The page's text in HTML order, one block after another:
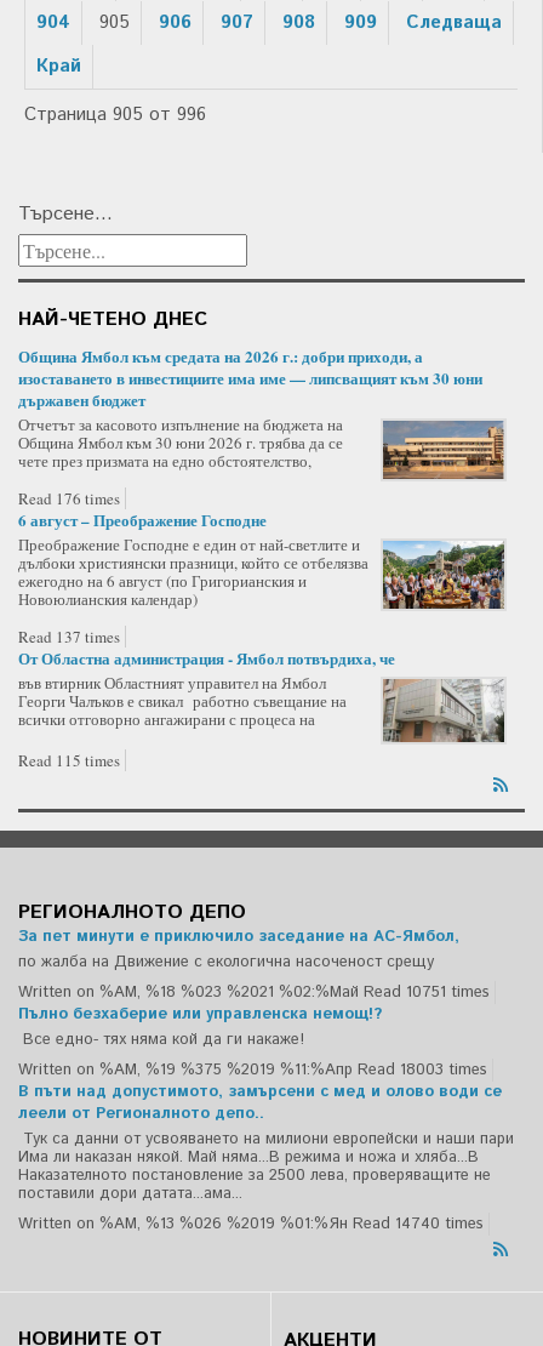
904 905 906 907 908 909
Следваща
Край
Страница 905 от 996
Търсене...
НАЙ-ЧЕТЕНО ДНЕС
Община Ямбол към средата на 2026 г.: добри приходи, а
изоставането в инвестициите има име — липсващият към 30 юни
държавен бюджет
Отчетът за касовото изпълнение на бюджета на
Община Ямбол към 30 юни 2026 г. трябва да се
чете през призмата на едно обстоятелство,
Read 176 times
6 август – Преображение Господне
Преображение Господне е един от най-светлите и
дълбоки християнски празници, който се отбелязва
ежегодно на 6 август (по Григорианския и
Новоюлианския календар)
Read 137 times
От Областна администрация - Ямбол потвърдиха, че
във втирник Областният управител на Ямбол
Георги Чалъков е свикал работно съвещание на
всички отговорно ангажирани с процеса на
Read 115 times
РЕГИОНАЛНОТО ДЕПО
За пет минути е приключило заседание на АС-Ямбол,
по жалба на Движение с екологична насоченост срещу
Written on %AM, %18 %023 %2021 %02:%Май Read 10751 times
Пълно безхаберие или управленска немощ!?
Все едно- тях няма кой да ги накаже!
Written on %AM, %19 %375 %2019 %11:%Апр Read 18003 times
В пъти над допустимото, замърсени с мед и олово води се
леели от Регионалното депо..
Тук са данни от усвояването на милиони европейски и наши пари
Има ли наказан някой. Май няма...В режима и ножа и хляба...В
Наказателното постановление за 2500 лева, проверяващите не
поставили дори датата...ама...
Written on %AM, %13 %026 %2019 %01:%Ян Read 14740 times
НОВИНИТЕ ОТ